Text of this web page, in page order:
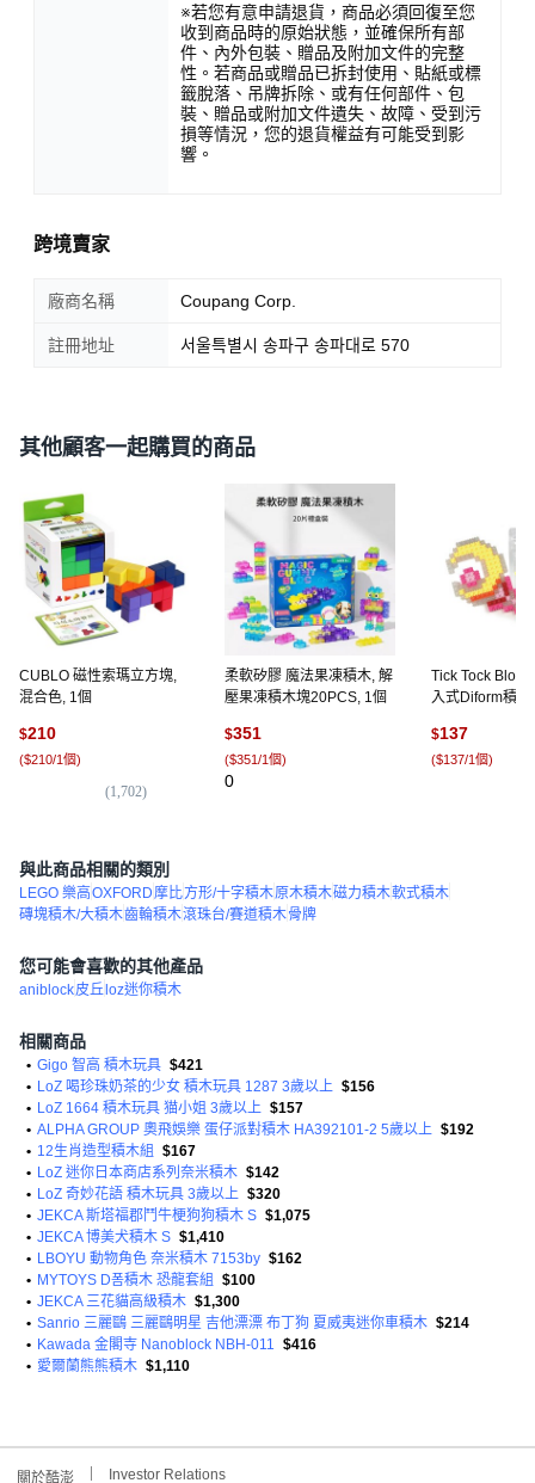
※若您有意申請退貨，商品必須回復至您
收到商品時的原始狀態，並確保所有部
件、內外包裝、贈品及附加文件的完整
性。若商品或贈品已拆封使用、貼紙或標
籤脫落、吊牌拆除、或有任何部件、包
裝、贈品或附加文件遺失、故障、受到污
損等情況，您的退貨權益有可能受到影
響。
跨境賣家
廠商名稱 Coupang Corp.
註冊地址 서울특별시 송파구 송파대로 570
其他顧客一起購買的商品
CUBLO 磁性索瑪立方塊,
混合色, 1個
$210
($210/1個)
(1,702)
柔軟矽膠 魔法果凍積木, 解
壓果凍積木塊20PCS, 1個
$351
($351/1個)
0
Tick Tock Block
入式Diform積
合顏色, 1個
$137
($137/1個)
與此商品相關的類別
LEGO 樂高OXFORD摩比方形/十字積木原木積木磁力積木軟式積木
磚塊積木/大積木齒輪積木滾珠台/賽道積木骨牌
您可能會喜歡的其他產品
aniblock皮丘 loz迷你積木
相關商品
• Gigo 智高 積木玩具 $421
• LoZ 喝珍珠奶茶的少女 積木玩具 1287 3歲以上 $156
• LoZ 1664 積木玩具 猫小姐 3歲以上 $157
• ALPHA GROUP 奧飛娛樂 蛋仔派對積木 HA392101-2 5歲以上 $192
• 12生肖造型積木組
$167
• LoZ 迷你日本商店系列奈米積木 $142
• LoZ 奇妙花語 積木玩具 3歲以上 $320
• JEKCA 斯塔福郡鬥牛梗狗狗積木 S $1,075
• JEKCA 博美犬積木 S $1,410
• LBOYU 動物角色 奈米積木 7153by $162
• MYTOYS D폼積木 恐龍套組
$100
• JEKCA 三花貓高級積木 $1,300
• Sanrio 三麗鷗 三麗鷗明星 吉他漂漂 布丁狗 夏威夷迷你車積木 $214
• Kawada 金閣寺 Nanoblock NBH-011 $416
• 愛爾蘭熊熊積木 $1,110
關於酷澎 Investor Relations